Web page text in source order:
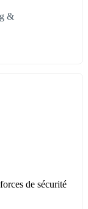
&
de sécurité